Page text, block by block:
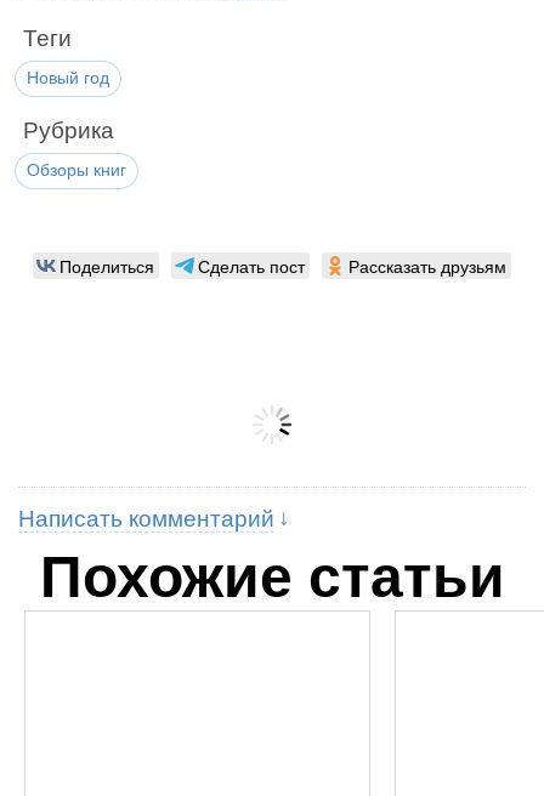
Теги
Новый год
Рубрика
Обзоры книг
Поделиться Сделать пост Рассказать друзьям
Написать комментарий
Похожие статьи